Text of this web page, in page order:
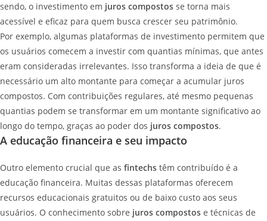
sendo, o investimento em juros compostos se torna mais
acessível e eficaz para quem busca crescer seu patrimônio.
Por exemplo, algumas plataformas de investimento permitem que
os usuários comecem a investir com quantias mínimas, que antes
eram consideradas irrelevantes. Isso transforma a ideia de que é
necessário um alto montante para começar a acumular juros
compostos. Com contribuições regulares, até mesmo pequenas
quantias podem se transformar em um montante significativo ao
longo do tempo, graças ao poder dos juros compostos.
A educação financeira e seu impacto
Outro elemento crucial que as fintechs têm contribuído é a
educação financeira. Muitas dessas plataformas oferecem
recursos educacionais gratuitos ou de baixo custo aos seus
usuários. O conhecimento sobre juros compostos e técnicas de